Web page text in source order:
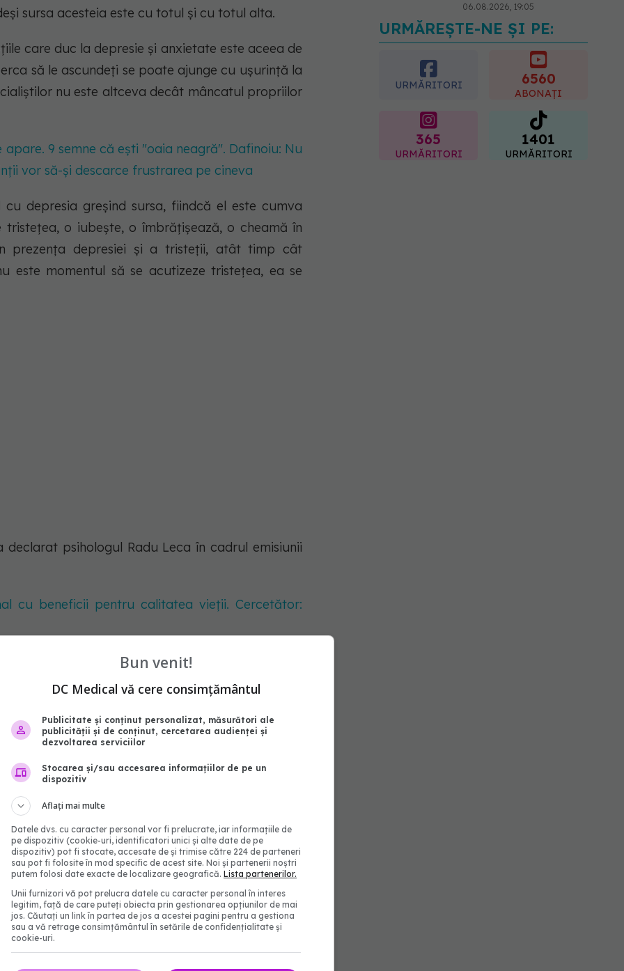
sursa acesteia este cu totul și cu totul alta.
care duc la depresie și anxietate este aceea de
să le ascundeți se poate ajunge cu ușurință la
nu este altceva decât mâncatul propriilor
9 semne că ești "oaia neagră". Dafinoiu: Nu
vor să-și descarce frustrarea pe cineva
depresia greșind sursa, fiindcă el este cumva
o iubește, o îmbrățișează, o cheamă în
prezența depresiei și a tristeții, atât timp cât
este momentul să se acutizeze tristețea, ea se
declarat psihologul Radu Leca în cadrul emisiunii
cu beneficii pentru calitatea vieții. Cercetător:
tristețe, psihologul a afirmat că ”tristețea este
mintea. Omul care nu se regăsește în familie,
să aibă alte tipuri de dependențe. Alcool, jocuri
contează cu cine și când. Da, dar lucrurile astea
nu ne-am dat noi seama că Ion sau Vasile sau
și depresiv.
sau toxicoman, ci s-a păstrat și alcoolic, și
că Vasile era depresiv. El a ascuns tristețea în
06.08.2026, 19:05
EXCLUSIV Brahiterapie
vs radioterapie externă în
cancerul ginecologic. Dr.
Sorin Bogdan (SANADOR)
explică diferența și cum
acționează tratamentul
URMĂREȘTE-NE ȘI PE:
URMĂRITORI 6560
ABONAȚI
365
URMĂRITORI
1401
URMĂRITORI
Bun venit!
DC Medical vă cere consimțământul
Publicitate și conținut personalizat, măsurători ale
publicității și de conținut, cercetarea audienței și
dezvoltarea serviciilor
Stocarea și/sau accesarea informațiilor de pe un
dispozitiv
Aflați mai multe
Datele dvs. cu caracter personal vor fi prelucrate, iar informațiile de
pe dispozitiv (cookie-uri, identificatori unici și alte date de pe
dispozitiv) pot fi stocate, accesate de și trimise către 224 de parteneri
sau pot fi folosite în mod specific de acest site. Noi și partenerii noștri
putem folosi date exacte de localizare geografică. Lista partenerilor.
Unii furnizori vă pot prelucra datele cu caracter personal în interes
legitim, față de care puteți obiecta prin gestionarea opțiunilor de mai
jos. Căutați un link în partea de jos a acestei pagini pentru a gestiona
sau a vă retrage consimțământul în setările de confidențialitate și
cookie-uri.